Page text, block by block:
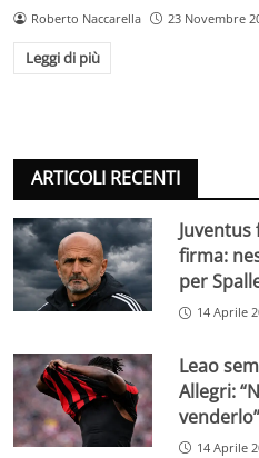
Roberto Naccarella 23 Novembre
Leggi di più
ARTICOLI RECENTI
firma:
per
14 Aprile
Leao
Allegri:
venderlo”
14 Aprile